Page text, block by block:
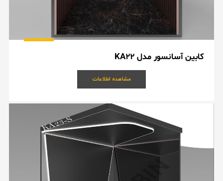
کابین آسانسور مدل KA22
مشاهده اطلاعات